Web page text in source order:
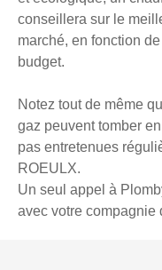
conseillera sur le
marché, en fonction
budget.
Notez tout de même
gaz peuvent tomber
pas entretenues
ROEULX.
Un seul appel à
avec votre compagnie